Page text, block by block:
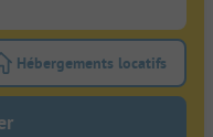
emplacements pour
Activez le bouton
Hébergements locatifs